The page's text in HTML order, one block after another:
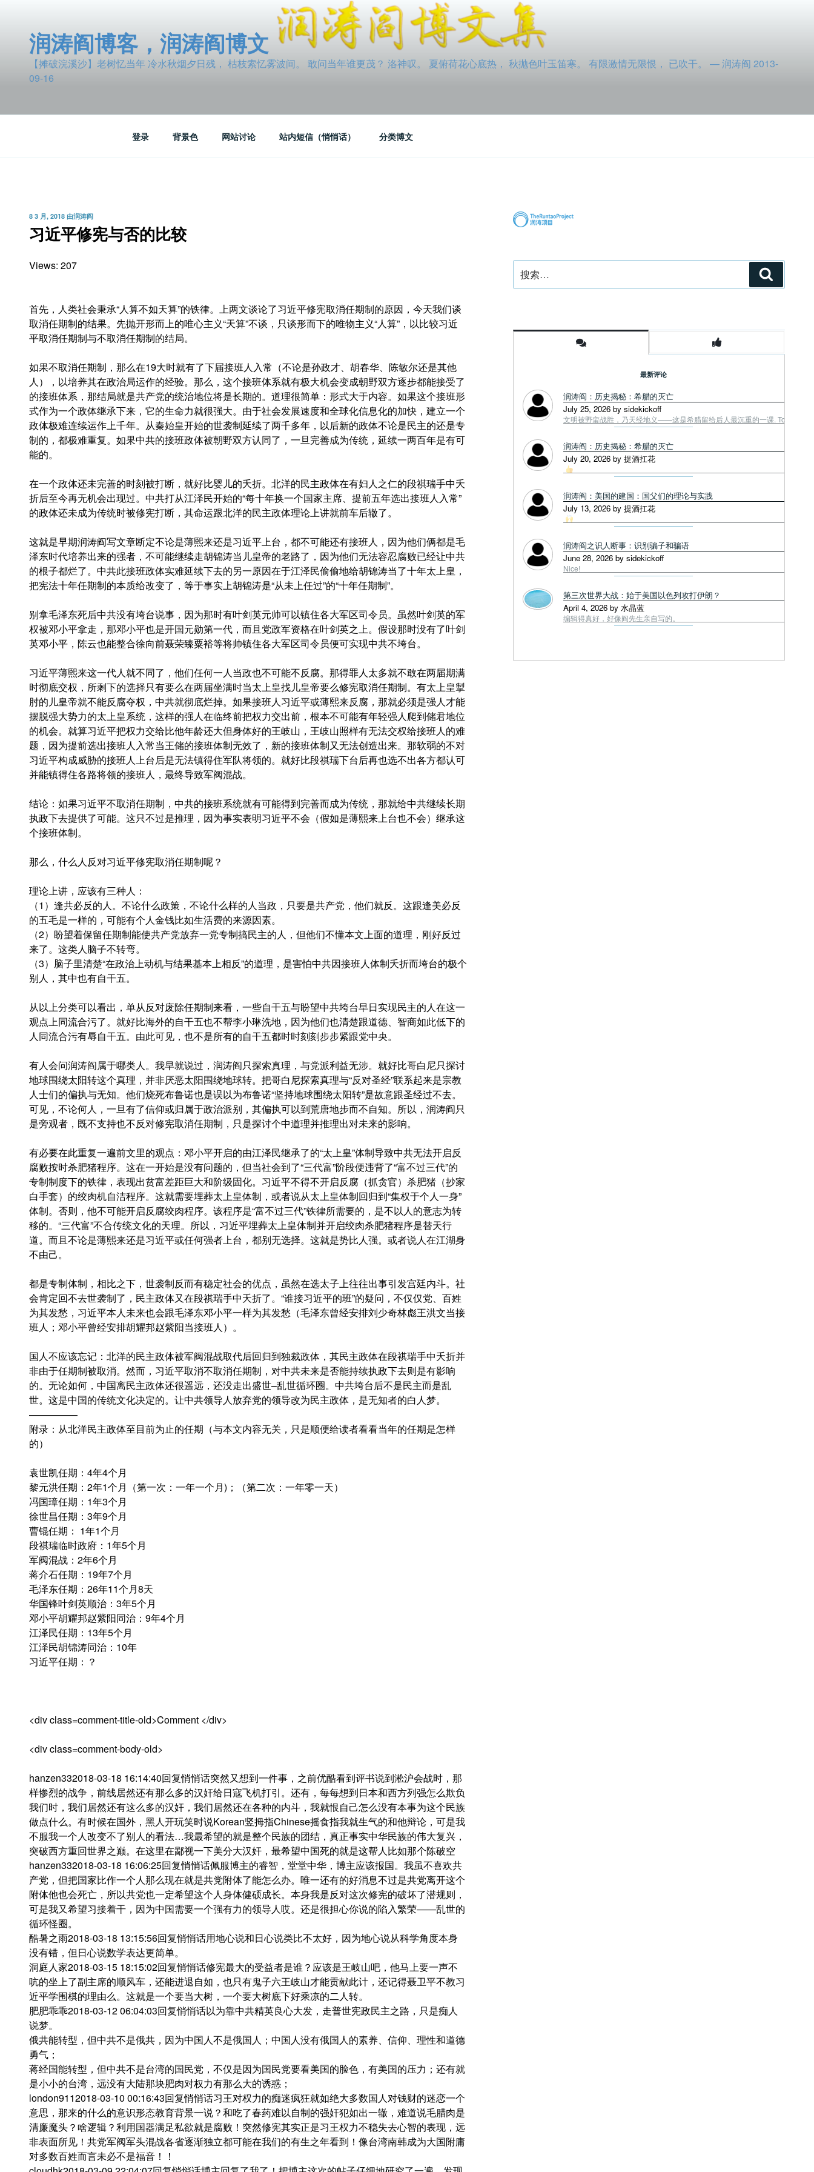
润涛阎博客，润涛阎博文
【摊破浣溪沙】老树忆当年 冷水秋烟夕日残， 枯枝索忆雾波间。 敢问当年谁更茂？ 洛神叹。 夏俯荷花心底热， 秋抛色叶玉笛寒。 有限激情无限恨， 已吹干。 — 润涛阎 2013-
09-16
登录 背景色 网站讨论 站内短信（悄悄话） 分类博文
发
于
8 3 月, 2018 由润涛阎
习近平修宪与否的比较
Views: 207
首先，人类社会秉承“人算不如天算”的铁律。上两文谈论了习近平修宪取消任期制的原因，今天我们谈
取消任期制的结果。先抛开形而上的唯心主义“天算”不谈，只谈形而下的唯物主义“人算”，以比较习近
平取消任期制与不取消任期制的结局。
如果不取消任期制，那么在19大时就有了下届接班人入常（不论是孙政才、胡春华、陈敏尔还是其他
人），以培养其在政治局运作的经验。那么，这个接班体系就有极大机会变成朝野双方逐步都能接受了
的接班体系，那结局就是共产党的统治地位将是长期的。道理很简单：形式大于内容。如果这个接班形
式作为一个政体继承下来，它的生命力就很强大。由于社会发展速度和全球化信息化的加快，建立一个
政体极难连续运作上千年。从秦始皇开始的世袭制延续了两千多年，以后新的政体不论是民主的还是专
制的，都极难重复。如果中共的接班政体被朝野双方认同了，一旦完善成为传统，延续一两百年是有可
能的。
在一个政体还未完善的时刻被打断，就好比婴儿的夭折。北洋的民主政体在有妇人之仁的段祺瑞手中夭
折后至今再无机会出现过。中共打从江泽民开始的“每十年换一个国家主席、提前五年选出接班人入常”
的政体还未成为传统时被修宪打断，其命运跟北洋的民主政体理论上讲就前车后辙了。
这就是早期润涛阎写文章断定不论是薄熙来还是习近平上台，都不可能还有接班人，因为他们俩都是毛
泽东时代培养出来的强者，不可能继续走胡锦涛当儿皇帝的老路了，因为他们无法容忍腐败已经让中共
的根子都烂了。中共此接班政体实难延续下去的另一原因在于江泽民偷偷地给胡锦涛当了十年太上皇，
把宪法十年任期制的本质给改变了，等于事实上胡锦涛是“从未上任过”的“十年任期制”。
别拿毛泽东死后中共没有垮台说事，因为那时有叶剑英元帅可以镇住各大军区司令员。虽然叶剑英的军
权被邓小平拿走，那邓小平也是开国元勋第一代，而且党政军资格在叶剑英之上。假设那时没有了叶剑
英邓小平，陈云也能整合徐向前聂荣臻粟裕等将帅镇住各大军区司令员便可实现中共不垮台。
习近平薄熙来这一代人就不同了，他们任何一人当政也不可能不反腐。那得罪人太多就不敢在两届期满
时彻底交权，所剩下的选择只有要么在两届坐满时当太上皇找儿皇帝要么修宪取消任期制。有太上皇掣
肘的儿皇帝就不能反腐夺权，中共就彻底烂掉。如果接班人习近平或薄熙来反腐，那就必须是强人才能
摆脱强大势力的太上皇系统，这样的强人在临终前把权力交出前，根本不可能有年轻强人爬到储君地位
的机会。就算习近平把权力交给比他年龄还大但身体好的王岐山，王岐山照样有无法交权给接班人的难
题，因为提前选出接班人入常当王储的接班体制无效了，新的接班体制又无法创造出来。那软弱的不对
习近平构成威胁的接班人上台后是无法镇得住军队将领的。就好比段祺瑞下台后再也选不出各方都认可
并能镇得住各路将领的接班人，最终导致军阀混战。
结论：如果习近平不取消任期制，中共的接班系统就有可能得到完善而成为传统，那就给中共继续长期
执政下去提供了可能。这只不过是推理，因为事实表明习近平不会（假如是薄熙来上台也不会）继承这
个接班体制。
那么，什么人反对习近平修宪取消任期制呢？
理论上讲，应该有三种人：
（1）逢共必反的人。不论什么政策，不论什么样的人当政，只要是共产党，他们就反。这跟逢美必反
的五毛是一样的，可能有个人金钱比如生活费的来源因素。
（2）盼望着保留任期制能使共产党放弃一党专制搞民主的人，但他们不懂本文上面的道理，刚好反过
来了。这类人脑子不转弯。
（3）脑子里清楚“在政治上动机与结果基本上相反”的道理，是害怕中共因接班人体制夭折而垮台的极个
别人，其中也有自干五。
从以上分类可以看出，单从反对废除任期制来看，一些自干五与盼望中共垮台早日实现民主的人在这一
观点上同流合污了。就好比海外的自干五也不帮李小琳洗地，因为他们也清楚跟道德、智商如此低下的
人同流合污有辱自干五。由此可见，也不是所有的自干五都时时刻刻步步紧跟党中央。
有人会问润涛阎属于哪类人。我早就说过，润涛阎只探索真理，与党派利益无涉。就好比哥白尼只探讨
地球围绕太阳转这个真理，并非厌恶太阳围绕地球转。把哥白尼探索真理与“反对圣经”联系起来是宗教
人士们的偏执与无知。他们烧死布鲁诺也是误以为布鲁诺“坚持地球围绕太阳转”是故意跟圣经过不去。
可见，不论何人，一旦有了信仰或归属于政治派别，其偏执可以到荒唐地步而不自知。所以，润涛阎只
是旁观者，既不支持也不反对修宪取消任期制，只是探讨个中道理并推理出对未来的影响。
有必要在此重复一遍前文里的观点：邓小平开启的由江泽民继承了的“太上皇”体制导致中共无法开启反
腐败按时杀肥猪程序。这在一开始是没有问题的，但当社会到了“三代富”阶段便违背了“富不过三代”的
专制制度下的铁律，表现出贫富差距巨大和阶级固化。习近平不得不开启反腐（抓贪官）杀肥猪（抄家
白手套）的绞肉机自洁程序。这就需要埋葬太上皇体制，或者说从太上皇体制回归到“集权于个人一身”
体制。否则，他不可能开启反腐绞肉程序。该程序是“富不过三代”铁律所需要的，是不以人的意志为转
移的。“三代富”不合传统文化的天理。所以，习近平埋葬太上皇体制并开启绞肉杀肥猪程序是替天行
道。而且不论是薄熙来还是习近平或任何强者上台，都别无选择。这就是势比人强。或者说人在江湖身
不由己。
都是专制体制，相比之下，世袭制反而有稳定社会的优点，虽然在选太子上往往出事引发宫廷内斗。社
会肯定回不去世袭制了，民主政体又在段祺瑞手中夭折了。“谁接习近平的班”的疑问，不仅仅党、百姓
为其发愁，习近平本人未来也会跟毛泽东邓小平一样为其发愁（毛泽东曾经安排刘少奇林彪王洪文当接
班人；邓小平曾经安排胡耀邦赵紫阳当接班人）。
国人不应该忘记：北洋的民主政体被军阀混战取代后回归到独裁政体，其民主政体在段祺瑞手中夭折并
非由于任期制被取消。然而，习近平取消不取消任期制，对中共未来是否能持续执政下去则是有影响
的。无论如何，中国离民主政体还很遥远，还没走出盛世–乱世循环圈。中共垮台后不是民主而是乱
世。这是中国的传统文化决定的。让中共领导人放弃党的领导改为民主政体，是无知者的白人梦。
—————
附录：从北洋民主政体至目前为止的任期（与本文内容无关，只是顺便给读者看看当年的任期是怎样
的）
袁世凯任期：4年4个月
黎元洪任期：2年1个月（第一次：一年一个月)；（第二次：一年零一天）
冯国璋任期：1年3个月
徐世昌任期：3年9个月
曹锟任期： 1年1个月
段祺瑞临时政府：1年5个月
军阀混战：2年6个月
蒋介石任期：19年7个月
毛泽东任期：26年11个月8天
华国锋叶剑英顺治：3年5个月
邓小平胡耀邦赵紫阳同治：9年4个月
江泽民任期：13年5个月
江泽民胡锦涛同治：10年
习近平任期：？
<div class=comment-title-old>Comment </div>
<div class=comment-body-old>
hanzen332018-03-18 16:14:40回复悄悄话突然又想到一件事，之前优酷看到评书说到淞沪会战时，那
样惨烈的战争，前线居然还有那么多的汉奸给日寇飞机打引。还有，每每想到日本和西方列强怎么欺负
我们时，我们居然还有这么多的汉奸，我们居然还在各种的内斗，我就恨自己怎么没有本事为这个民族
做点什么。有时候在国外，黑人开玩笑时说Korean竖拇指Chinese摇食指我就生气的和他辩论，可是我
不服我一个人改变不了别人的看法…我最希望的就是整个民族的团结，真正事实中华民族的伟大复兴，
突破西方重回世界之巅。在这里在鄙视一下美分大汉奸，最希望中国死的就是这帮人比如那个陈破空
hanzen332018-03-18 16:06:25回复悄悄话佩服博主的睿智，堂堂中华，博主应该报国。我虽不喜欢共
产党，但把国家比作一个人那么现在就是共党附体了能怎么办。唯一还有的好消息不过是共党离开这个
附体他也会死亡，所以共党也一定希望这个人身体健硕成长。本身我是反对这次修宪的破坏了潜规则，
可是我又希望习接着干，因为中国需要一个强有力的领导人哎。还是很担心你说的陷入繁荣——乱世的
循环怪圈。
酷暑之雨2018-03-18 13:15:56回复悄悄话用地心说和日心说类比不太好，因为地心说从科学角度本身
没有错，但日心说数学表达更简单。
洞庭人家2018-03-15 18:15:02回复悄悄话修宪最大的受益者是谁？应该是王岐山吧，他马上要一声不
吭的坐上了副主席的顺风车，还能进退自如，也只有鬼子六王岐山才能贡献此计，还记得聂卫平不教习
近平学围棋的理由么。这就是一个要当大树，一个要大树底下好乘凉的二人转。
肥肥乖乖2018-03-12 06:04:03回复悄悄话以为靠中共精英良心大发，走普世宪政民主之路，只是痴人
说梦。
俄共能转型，但中共不是俄共，因为中国人不是俄国人；中国人没有俄国人的素养、信仰、理性和道德
勇气；
蒋经国能转型，但中共不是台湾的国民党，不仅是因为国民党要看美国的脸色，有美国的压力；还有就
是小小的台湾，远没有大陆那块肥肉对权力有那么大的诱惑；
london9112018-03-10 00:16:43回复悄悄话习王对权力的痴迷疯狂就如绝大多数国人对钱财的迷恋一个
意思，那来的什么的意识形态教育背景一说？和吃了春药难以自制的强奸犯如出一辙，难道说毛腊肉是
清廉魔头？啥逻辑？利用国器满足私欲就是腐败！突然修宪其实正是习王权力不稳失去心智的表现，远
非表面所见！共党军阀军头混战各省逐渐独立都可能在我们的有生之年看到！像台湾南韩成为大国附庸
对多数百姓而言未必不是福音！！
索：
索
最新评论
润涛阎：历史揭秘：希腊的灭亡
July 25, 2026 by sidekickoff
文明被野蛮战胜，乃天经地义——这是希腊留给后人最沉重的一课. Tough
润涛阎：历史揭秘：希腊的灭亡
July 20, 2026 by 提酒扛花
润涛阎：美国的建国：国父们的理论与实践
July 13, 2026 by 提酒扛花
润涛阎之识人断事：识别骗子和骗语
June 28, 2026 by sidekickoff
Nice!
第三次世界大战：始于美国以色列攻打伊朗？
April 4, 2026 by 水晶蓝
编辑得真好，好像阎先生亲自写的。